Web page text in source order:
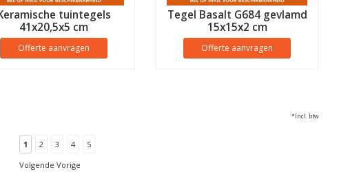
tuintegels
41x20,5x5 cm
Offerte aanvragen
Tegel Basalt G684 gevlamd
15x15x2 cm
Offerte aanvragen
*Incl. btw
1 2 3 4
5
Volgende Vorige